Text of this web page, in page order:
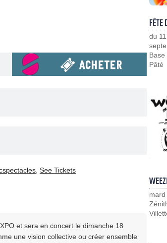
See Tickets
et sera en concert le dimanche 18
une vision collective ou créer ensemble
FÊTE
du
Base
Pâté